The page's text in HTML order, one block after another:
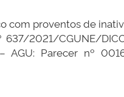
com proventos de
2021/CGUNE/
Parecer nº